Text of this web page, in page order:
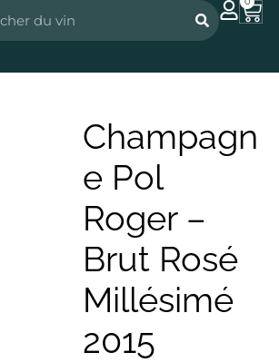
Champagn
e Pol
Roger –
Brut Rosé
Millésimé
2015